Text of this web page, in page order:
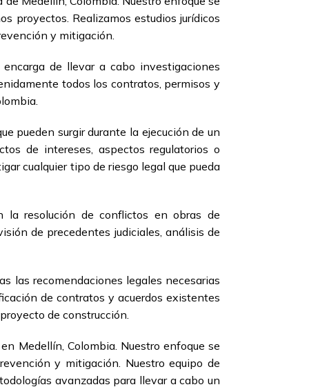
proyectos. Realizamos estudios jurídicos
y mitigación.
de llevar a cabo investigaciones
todos los contratos, permisos y
pueden surgir durante la ejecución de un
de intereses, aspectos regulatorios o
cualquier tipo de riesgo legal que pueda
la resolución de conflictos en obras de
de precedentes judiciales, análisis de
las recomendaciones legales necesarias
de contratos y acuerdos existentes
de construcción.
Medellín, Colombia. Nuestro enfoque se
y mitigación. Nuestro equipo de
avanzadas para llevar a cabo un